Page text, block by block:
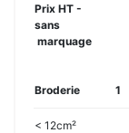
Prix HT -
sans
marquage
Broderie 1
< 12cm²